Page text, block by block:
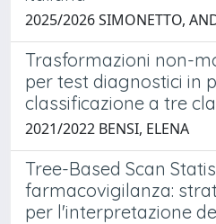
2025/2026 SIMONETTO,
Trasformazioni non-
per test diagnostici in
classificazione a tre
2021/2022 BENSI, ELENA
Tree-Based Scan
farmacovigilanza:
per l'interpretazione